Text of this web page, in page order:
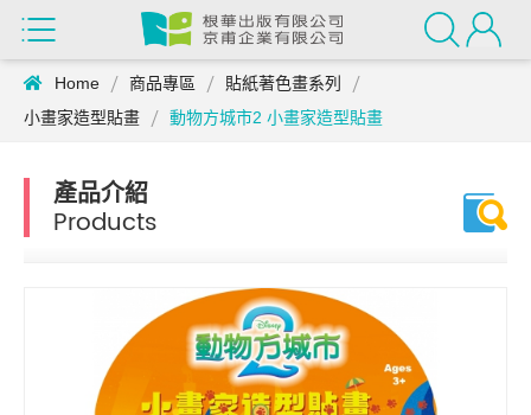
Home 商品專區
貼紙著色畫系列
小畫家造型貼畫
動物方城市2 小畫家造型貼畫
產品介紹
Products